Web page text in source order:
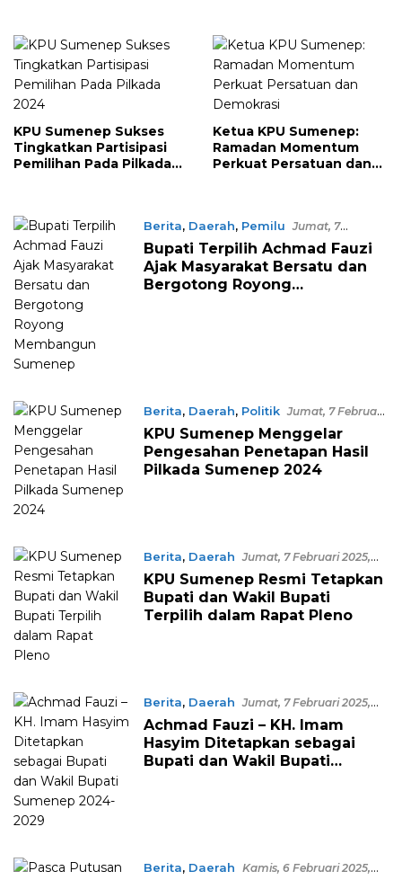
KPU Sumenep Sukses
Tingkatkan Partisipasi
Pemilihan Pada Pilkada
Ketua KPU Sumenep:
Ramadan Momentum
Perkuat Persatuan dan
Berita, Daerah, Pemilu Jumat, 7
Februari 2025, 17:47 WITA
Bupati Terpilih Achmad Fauzi
Ajak Masyarakat Bersatu dan
Bergotong Royong
Berita, Daerah, Politik Jumat, 7 Februari
2025, 16:51 WITA
KPU Sumenep Menggelar
Pengesahan Penetapan Hasil
Pilkada Sumenep 2024
Berita, Daerah Jumat, 7 Februari 2025,
01:00 WITA
KPU Sumenep Resmi Tetapkan
Bupati dan Wakil Bupati
Terpilih dalam Rapat Pleno
Berita, Daerah Jumat, 7 Februari 2025,
00:57 WITA
Achmad Fauzi – KH. Imam
Hasyim Ditetapkan sebagai
Bupati dan Wakil Bupati
Berita, Daerah Kamis, 6 Februari 2025,